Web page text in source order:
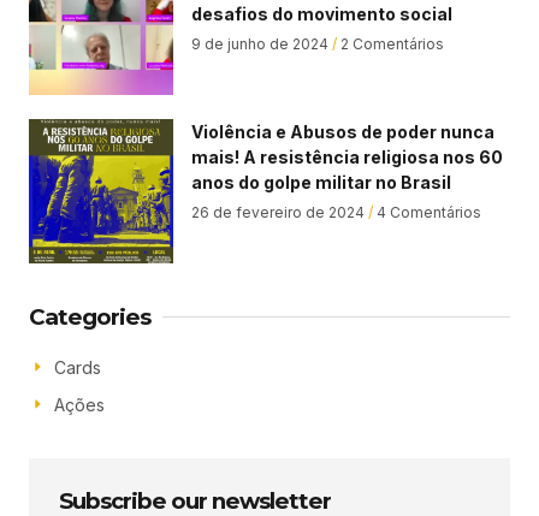
desafios do movimento social
9 de junho de 2024 2 Comentários
Violência e Abusos de poder nunca
mais! A resistência religiosa nos 60
anos do golpe militar no Brasil
26 de fevereiro de 2024 4 Comentários
Categories
Cards
Ações
Subscribe our newsletter